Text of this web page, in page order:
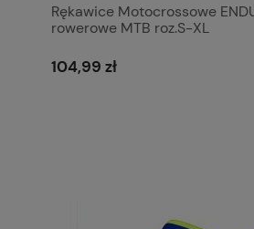
Rękawice Motocrossowe
rowerowe MTB roz.S-XL
104,99 zł